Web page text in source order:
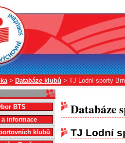
> Databáze klubů > TJ Lodní sporty
Databáze
TJ Lodní
BTS
informace
klubů